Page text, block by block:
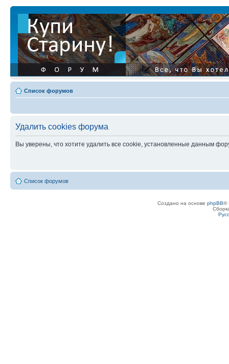
Список форумов
Удалить cookies форума
Вы уверены, что хотите удалить все cookie, установленные данным
Список форумов
Создано на основе phpBB®